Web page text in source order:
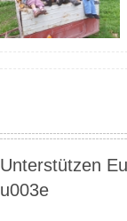
Unterstützen
u003e